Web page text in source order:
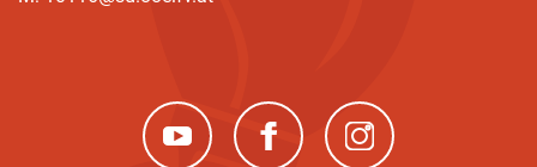
(neues Fenster)(neues Fenster)(neues Fenster)